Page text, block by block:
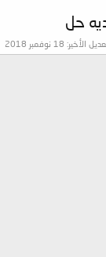
حل
الأخير:18 نوفمبر 2018